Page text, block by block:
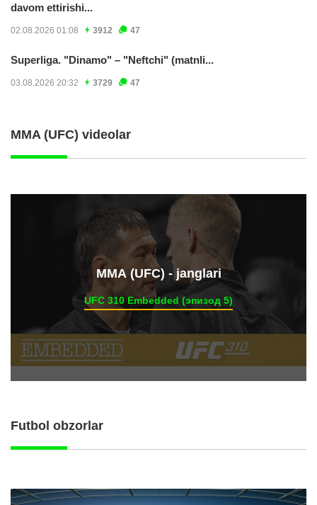
davom ettirishi...
02.08.2026 01:08 3912 47
Superliga. "Dinamo" – "Neftchi" (matnli...
03.08.2026 20:32 3729 47
MMA (UFC) videolar
ММА (UFC) - janglari
UFC 310 Embedded (эпизод 5)
Futbol obzorlar